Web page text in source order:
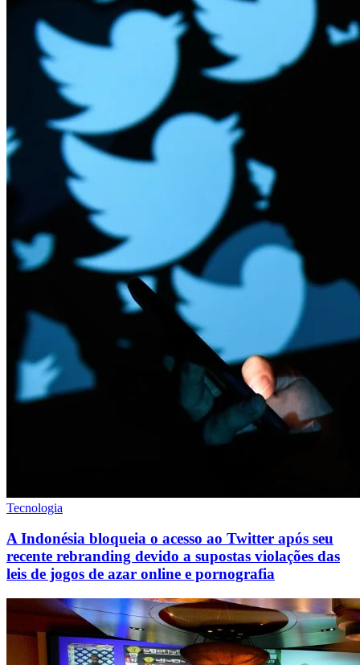
Tecnologia
A Indonésia bloqueia o acesso ao Twitter após seu
recente rebranding devido a supostas violações das
leis de jogos de azar online e pornografia